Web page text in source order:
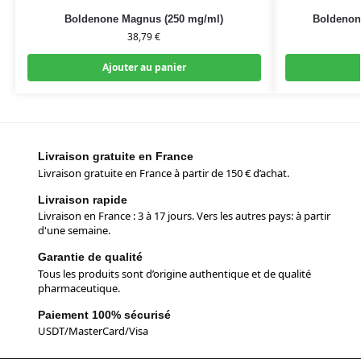
Boldenone Magnus (250 mg/ml)
38,79€
Ajouter au panier
Livraison gratuite en France
Livraison gratuite en France à partir de 150 € d’achat.
Livraison rapide
Livraison en France : 3 à 17 jours. Vers les autres pays: à partir
d'une semaine.
Garantie de qualité
Tous les produits sont d’origine authentique et de qualité
pharmaceutique.
Paiement 100% sécurisé
USDT/MasterCard/Visa